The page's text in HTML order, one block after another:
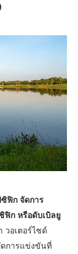
ฟิก จัดการ
ฟิก หรือดับเบิลยู
อเตอร์ไซด์
การแข่งขันที่